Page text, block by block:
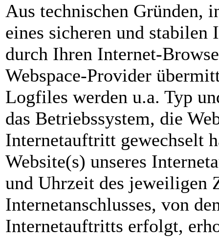
Aus technischen Gründen,
eines sicheren und
durch Ihren Internet-
Webspace-Provider
Logfiles werden u.a. Typ
das Betriebssystem, die
Internetauftritt gewechselt
Website(s) unseres
und Uhrzeit des jeweiligen
Internetanschlusses, von
Internetauftritts erfolgt,